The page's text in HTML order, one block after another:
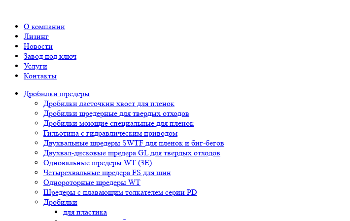
О компании
Лизинг
Новости
Завод под ключ
Услуги
Контакты
Дробилки шредеры
Дробилки ласточкин хвост для пленок
Дробилки шредерные для твердых отходов
Дробилки моющие специальные для пленок
Гильотина с гидравлическим приводом
Двухвальные шредеры SWTF для пленок и биг-бегов
Двухвал-дисковые шредера GL для твердых отходов
Одновальные шредеры WT (3E)
Четырехвальные шредера FS для шин
Однороторные шредеры WT
Шредеры с плавающим толкателем серии PD
Дробилки
для пластика